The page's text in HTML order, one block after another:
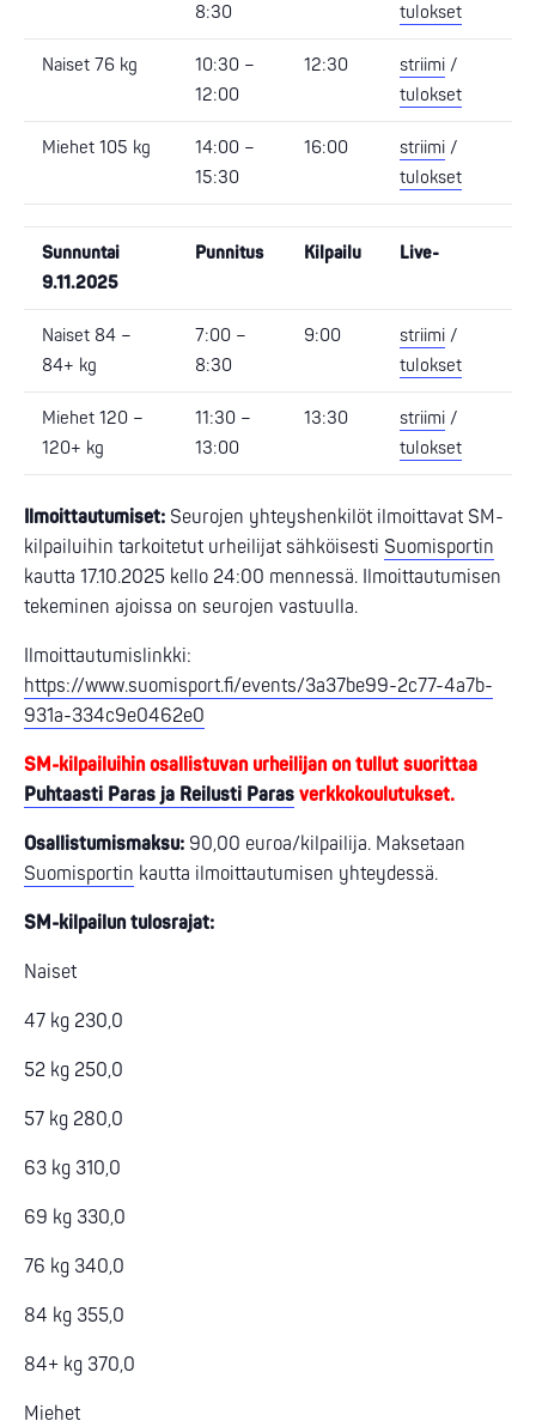
8:30
tulokset
Naiset 76 kg
10:30 –
12:00
12:30 striimi /
tulokset
Miehet 105 kg
14:00 –
15:30
16:00 striimi /
tulokset
Sunnuntai
9.11.2025
Punnitus Kilpailu Live-
Naiset 84 –
84+ kg
7:00 –
8:30
9:00 striimi /
tulokset
Miehet 120 –
120+ kg
11:30 –
13:00
13:30 striimi /
tulokset
Ilmoittautumiset: Seurojen yhteyshenkilöt ilmoittavat SM-
kilpailuihin tarkoitetut urheilijat sähköisesti Suomisportin
kautta 17.10.2025 kello 24:00 mennessä. Ilmoittautumisen
tekeminen ajoissa on seurojen vastuulla.
Ilmoittautumislinkki:
https://www.suomisport.fi/events/3a37be99-2c77-4a7b-
931a-334c9e0462e0
SM-kilpailuihin osallistuvan urheilijan on tullut suorittaa
Puhtaasti Paras ja Reilusti Paras verkkokoulutukset.
Osallistumismaksu: 90,00 euroa/kilpailija. Maksetaan
Suomisportin kautta ilmoittautumisen yhteydessä.
SM-kilpailun tulosrajat:
Naiset
47 kg 230,0
52 kg 250,0
57 kg 280,0
63 kg 310,0
69 kg 330,0
76 kg 340,0
84 kg 355,0
84+ kg 370,0
Miehet